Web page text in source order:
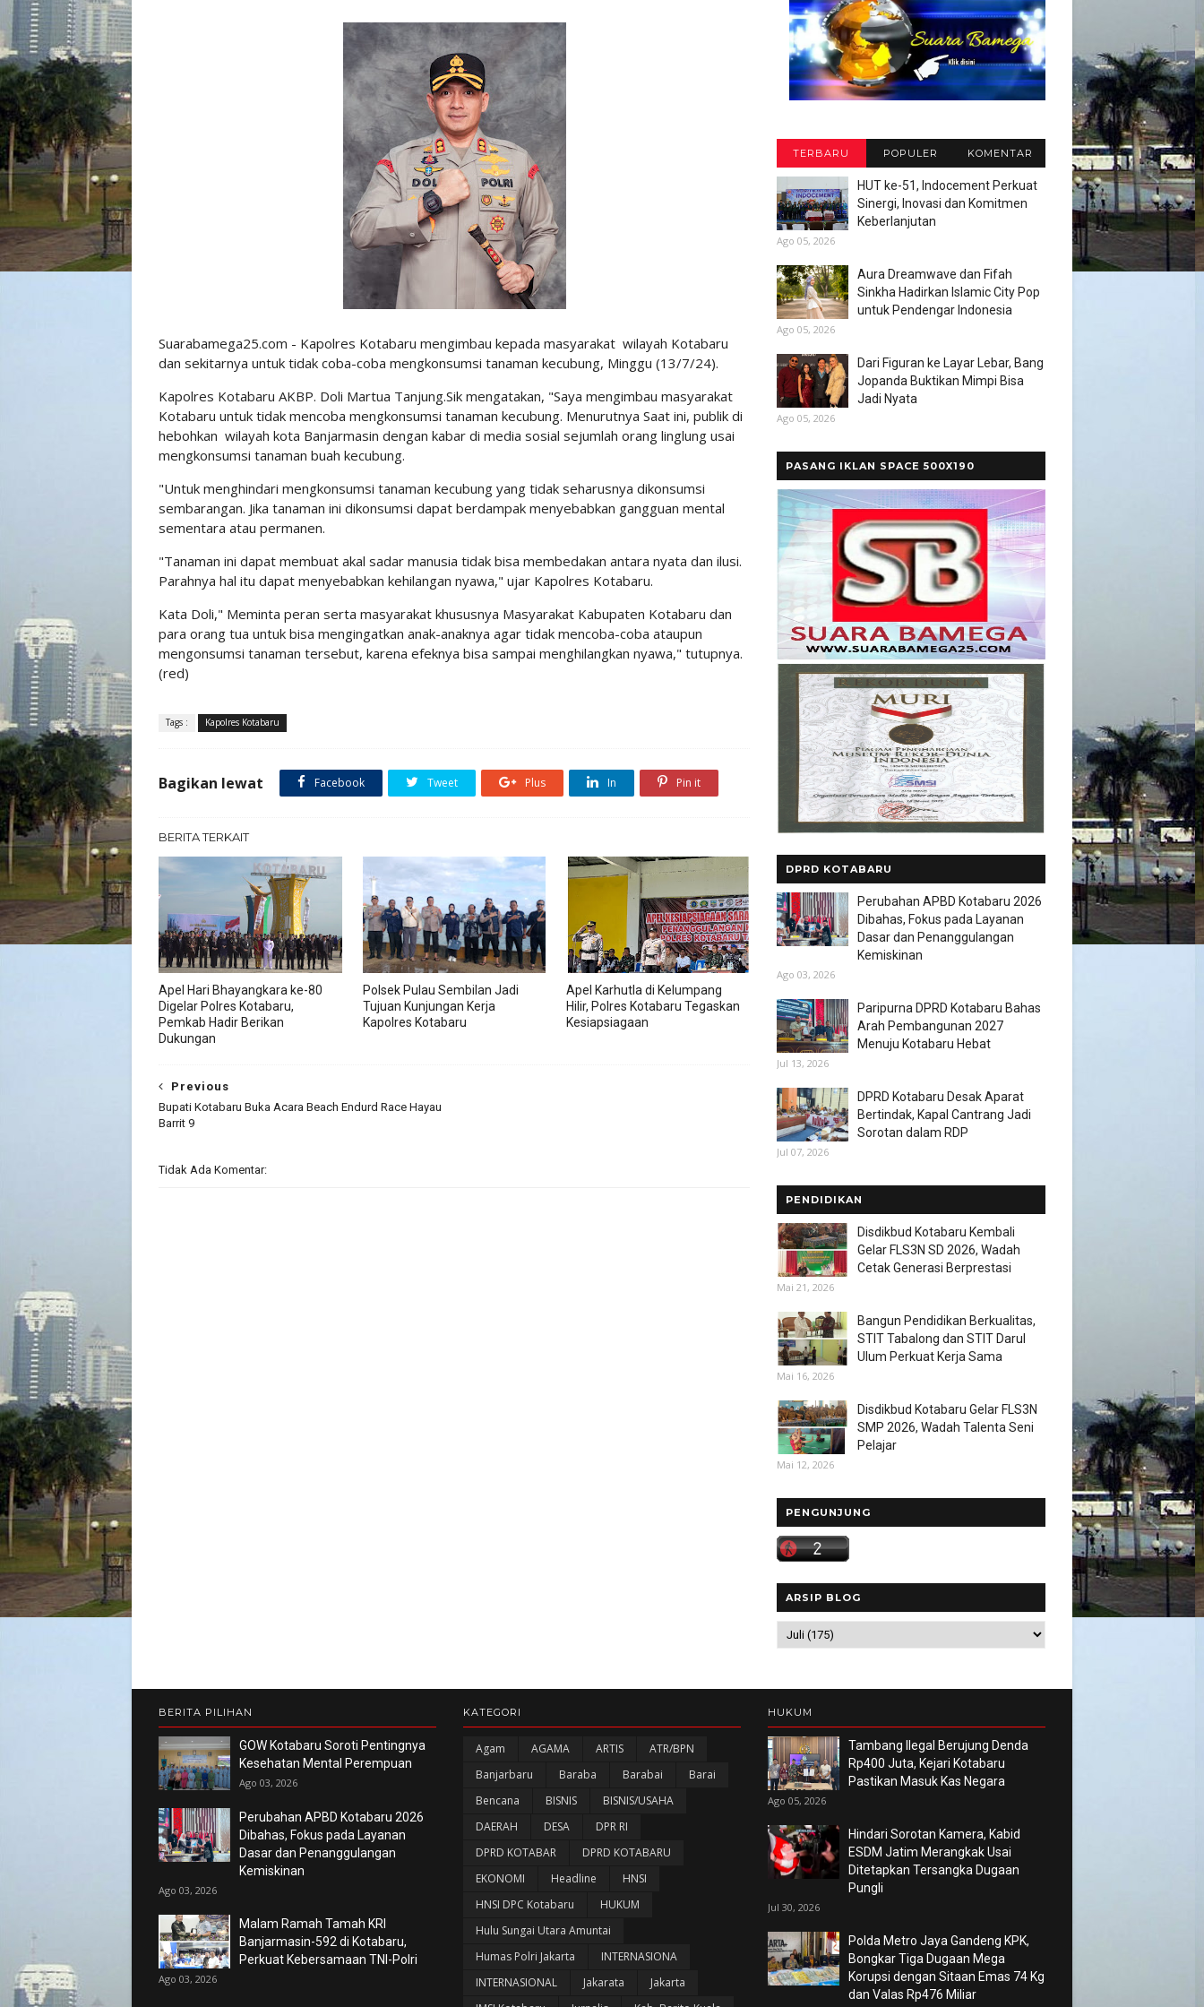
Suarabamega25.com - Kapolres Kotabaru mengimbau kepada masyarakat wilayah Kotabaru
dan sekitarnya untuk tidak coba-coba mengkonsumsi tanaman kecubung, Minggu (13/7/24).
Kapolres Kotabaru AKBP. Doli Martua Tanjung.Sik mengatakan, "Saya mengimbau masyarakat
Kotabaru untuk tidak mencoba mengkonsumsi tanaman kecubung. Menurutnya Saat ini, publik di
hebohkan wilayah kota Banjarmasin dengan kabar di media sosial sejumlah orang linglung usai
mengkonsumsi tanaman buah kecubung.
"Untuk menghindari mengkonsumsi tanaman kecubung yang tidak seharusnya dikonsumsi
sembarangan. Jika tanaman ini dikonsumsi dapat berdampak menyebabkan gangguan mental
sementara atau permanen.
"Tanaman ini dapat membuat akal sadar manusia tidak bisa membedakan antara nyata dan ilusi.
Parahnya hal itu dapat menyebabkan kehilangan nyawa," ujar Kapolres Kotabaru.
Kata Doli," Meminta peran serta masyarakat khususnya Masyarakat Kabupaten Kotabaru dan
para orang tua untuk bisa mengingatkan anak-anaknya agar tidak mencoba-coba ataupun
mengonsumsi tanaman tersebut, karena efeknya bisa sampai menghilangkan nyawa," tutupnya.
(red)
Tags : Kapolres Kotabaru
Bagikan lewat Facebook Tweet Plus In Pin it
BERITA TERKAIT
Apel Hari Bhayangkara ke-80
Digelar Polres Kotabaru,
Pemkab Hadir Berikan
Dukungan
Polsek Pulau Sembilan Jadi
Tujuan Kunjungan Kerja
Kapolres Kotabaru
Apel Karhutla di Kelumpang
Hilir, Polres Kotabaru Tegaskan
Kesiapsiagaan
Previous
Bupati Kotabaru Buka Acara Beach Endurd Race Hayau
Barrit 9
Tidak Ada Komentar:
TERBARU POPULER KOMENTAR
HUT ke-51, Indocement Perkuat
Sinergi, Inovasi dan Komitmen
Keberlanjutan
Ago 05, 2026
Aura Dreamwave dan Fifah
Sinkha Hadirkan Islamic City Pop
untuk Pendengar Indonesia
Ago 05, 2026
Dari Figuran ke Layar Lebar, Bang
Jopanda Buktikan Mimpi Bisa
Jadi Nyata
Ago 05, 2026
PASANG IKLAN SPACE 500X190
DPRD KOTABARU
Perubahan APBD Kotabaru 2026
Dibahas, Fokus pada Layanan
Dasar dan Penanggulangan
Kemiskinan
Ago 03, 2026
Paripurna DPRD Kotabaru Bahas
Arah Pembangunan 2027
Menuju Kotabaru Hebat
Jul 13, 2026
DPRD Kotabaru Desak Aparat
Bertindak, Kapal Cantrang Jadi
Sorotan dalam RDP
Jul 07, 2026
PENDIDIKAN
Disdikbud Kotabaru Kembali
Gelar FLS3N SD 2026, Wadah
Cetak Generasi Berprestasi
Mai 21, 2026
Bangun Pendidikan Berkualitas,
STIT Tabalong dan STIT Darul
Ulum Perkuat Kerja Sama
Mai 16, 2026
Disdikbud Kotabaru Gelar FLS3N
SMP 2026, Wadah Talenta Seni
Pelajar
Mai 12, 2026
PENGUNJUNG
ARSIP BLOG
BERITA PILIHAN
GOW Kotabaru Soroti Pentingnya
Kesehatan Mental Perempuan
Ago 03, 2026
Perubahan APBD Kotabaru 2026
Dibahas, Fokus pada Layanan
Dasar dan Penanggulangan
Kemiskinan
Ago 03, 2026
Malam Ramah Tamah KRI
Banjarmasin-592 di Kotabaru,
Perkuat Kebersamaan TNI-Polri
Ago 03, 2026
KATEGORI
Agam AGAMA ARTIS
ATR/BPN
Banjarbaru
Baraba Barabai
Barai
Bencana
BISNIS
BISNIS/USAHA
DAERAH
DESA
DPR RI
DPRD KOTABAR
DPRD KOTABARU
EKONOMI
Headline
HNSI
HNSI DPC Kotabaru
HUKUM
Hulu Sungai Utara Amuntai
Humas Polri Jakarta
INTERNASIONA
INTERNASIONAL
Jakarata
Jakarta
HUKUM
Tambang Ilegal Berujung Denda
Rp400 Juta, Kejari Kotabaru
Pastikan Masuk Kas Negara
Ago 05, 2026
Hindari Sorotan Kamera, Kabid
ESDM Jatim Merangkak Usai
Ditetapkan Tersangka Dugaan
Pungli
Jul 30, 2026
Polda Metro Jaya Gandeng KPK,
Bongkar Tiga Dugaan Mega
Korupsi dengan Sitaan Emas 74 Kg
dan Valas Rp476 Miliar